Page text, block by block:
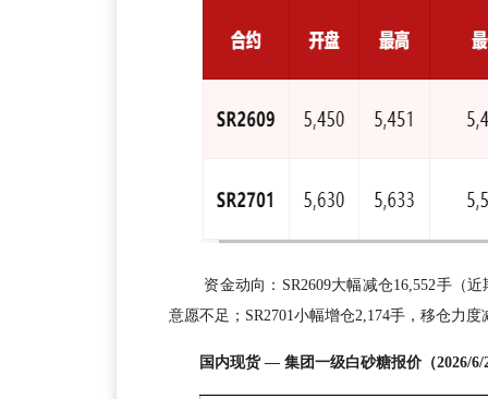
资金动向：SR2609大幅减仓16,552手（
意愿不足；SR2701小幅增仓2,174手，移仓力
国内现货 — 集团一级白砂糖报价（2026/6/